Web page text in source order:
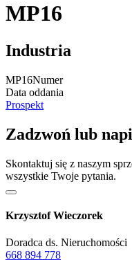
MP16
Industria
MP16Numer
Data oddania
Prospekt
Zadzwoń lub
Skontaktuj się z naszym
wszystkie Twoje pytania.
Krzysztof Wieczorek
Doradca ds. Nieruchomości
668 894 778